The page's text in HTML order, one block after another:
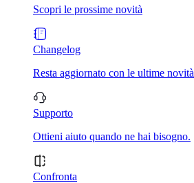
Scopri le prossime novità
Changelog
Resta aggiornato con le ultime novità
Supporto
Ottieni aiuto quando ne hai bisogno.
Confronta